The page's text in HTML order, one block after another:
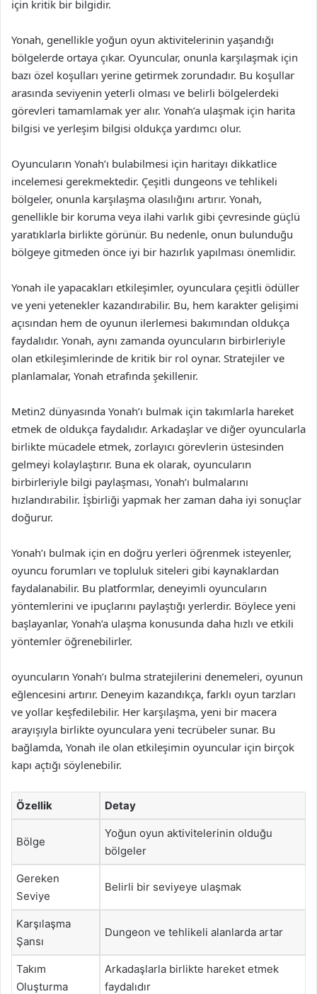
için kritik bir bilgidir.
Yonah, genellikle yoğun oyun aktivitelerinin yaşandığı
bölgelerde ortaya çıkar. Oyuncular, onunla karşılaşmak için
bazı özel koşulları yerine getirmek zorundadır. Bu koşullar
arasında seviyenin yeterli olması ve belirli bölgelerdeki
görevleri tamamlamak yer alır. Yonah’a ulaşmak için harita
bilgisi ve yerleşim bilgisi oldukça yardımcı olur.
Oyuncuların Yonah’ı bulabilmesi için haritayı dikkatlice
incelemesi gerekmektedir. Çeşitli dungeons ve tehlikeli
bölgeler, onunla karşılaşma olasılığını artırır. Yonah,
genellikle bir koruma veya ilahi varlık gibi çevresinde güçlü
yaratıklarla birlikte görünür. Bu nedenle, onun bulunduğu
bölgeye gitmeden önce iyi bir hazırlık yapılması önemlidir.
Yonah ile yapacakları etkileşimler, oyunculara çeşitli ödüller
ve yeni yetenekler kazandırabilir. Bu, hem karakter gelişimi
açısından hem de oyunun ilerlemesi bakımından oldukça
faydalıdır. Yonah, aynı zamanda oyuncuların birbirleriyle
olan etkileşimlerinde de kritik bir rol oynar. Stratejiler ve
planlamalar, Yonah etrafında şekillenir.
Metin2 dünyasında Yonah’ı bulmak için takımlarla hareket
etmek de oldukça faydalıdır. Arkadaşlar ve diğer oyuncularla
birlikte mücadele etmek, zorlayıcı görevlerin üstesinden
gelmeyi kolaylaştırır. Buna ek olarak, oyuncuların
birbirleriyle bilgi paylaşması, Yonah’ı bulmalarını
hızlandırabilir. İşbirliği yapmak her zaman daha iyi sonuçlar
doğurur.
Yonah’ı bulmak için en doğru yerleri öğrenmek isteyenler,
oyuncu forumları ve topluluk siteleri gibi kaynaklardan
faydalanabilir. Bu platformlar, deneyimli oyuncuların
yöntemlerini ve ipuçlarını paylaştığı yerlerdir. Böylece yeni
başlayanlar, Yonah’a ulaşma konusunda daha hızlı ve etkili
yöntemler öğrenebilirler.
oyuncuların Yonah’ı bulma stratejilerini denemeleri, oyunun
eğlencesini artırır. Deneyim kazandıkça, farklı oyun tarzları
ve yollar keşfedilebilir. Her karşılaşma, yeni bir macera
arayışıyla birlikte oyunculara yeni tecrübeler sunar. Bu
bağlamda, Yonah ile olan etkileşimin oyuncular için birçok
kapı açtığı söylenebilir.
Özellik Detay
Bölge
Yoğun oyun aktivitelerinin olduğu
bölgeler
Gereken
Seviye
Belirli bir seviyeye ulaşmak
Karşılaşma
Şansı
Dungeon ve tehlikeli alanlarda artar
Takım
Oluşturma
Arkadaşlarla birlikte hareket etmek
faydalıdır